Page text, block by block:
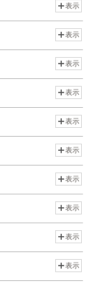
表示
表示
表示
表示
表示
表示
表示
表示
表示
表示